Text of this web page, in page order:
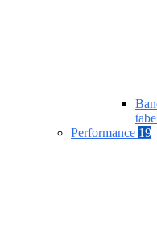
Performance 19